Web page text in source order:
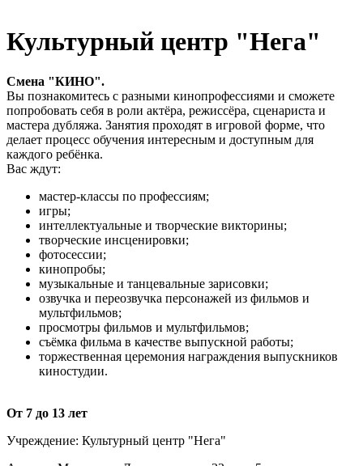
Культурный центр "Нега"
Смена "КИНО".
Вы познакомитесь с разными кинопрофессиями и сможете
попробовать себя в роли актёра, режиссёра, сценариста и
мастера дубляжа. Занятия проходят в игровой форме, что
делает процесс обучения интересным и доступным для
каждого ребёнка.
Вас ждут:
мастер-классы по профессиям;
игры;
интеллектуальные и творческие викторины;
творческие инсценировки;
фотосессии;
кинопробы;
музыкальные и танцевальные зарисовки;
озвучка и переозвучка персонажей из фильмов и
мультфильмов;
просмотры фильмов и мультфильмов;
съёмка фильма в качестве выпускной работы;
торжественная церемония награждения выпускников
киностудии.
От 7 до 13 лет
Учреждение: Культурный центр "Нега"